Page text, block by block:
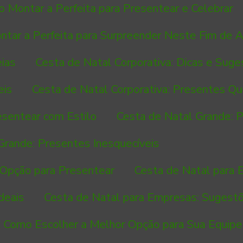
Montar a Perfeita para Presentear e Celebrar
a Perfeita para Surpreender Neste Fim de
Cesta de Natal Corporativa: Dicas e
Cesta de Natal Corporativa: Presentes
com Estilo
Cesta de Natal Grande:
Presentes Inesquecíveis
para Presentear
Cesta de Natal para
Cesta de Natal para Empresas:
Escolher a Melhor Opção para Sua Equipe